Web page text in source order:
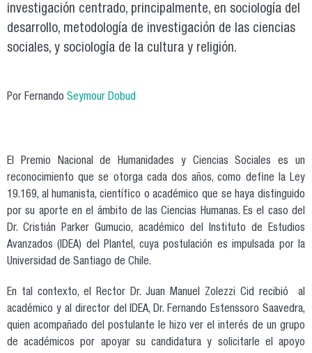
investigación centrado, principalmente, en sociología del
desarrollo, metodología de investigación de las ciencias
sociales, y sociología de la cultura y religión.
Por Fernando Seymour Dobud
El Premio Nacional de Humanidades y Ciencias Sociales es un
reconocimiento que se otorga cada dos años, como define la Ley
19.169, al humanista, científico o académico que se haya distinguido
por su aporte en el ámbito de las Ciencias Humanas. Es el caso del
Dr. Cristián Parker Gumucio, académico del Instituto de Estudios
Avanzados (IDEA) del Plantel, cuya postulación es impulsada por la
Universidad de Santiago de Chile.
En tal contexto, el Rector Dr. Juan Manuel Zolezzi Cid recibió al
académico y al director del IDEA, Dr. Fernando Estenssoro Saavedra,
quien acompañado del postulante le hizo ver el interés de un grupo
de académicos por apoyar su candidatura y solicitarle el apoyo